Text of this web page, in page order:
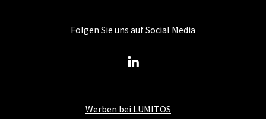
Werben bei LUMITOS
Folgen Sie uns auf Social Media